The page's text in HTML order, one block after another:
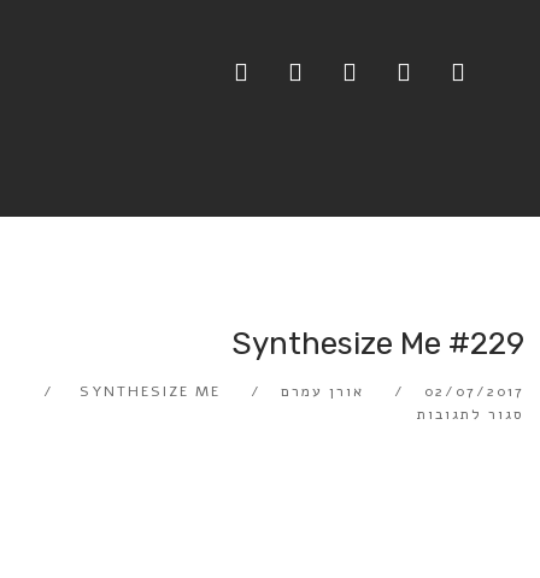
Synthesize Me #229
02/07/2017 אורן עמרם
SYNTHESIZE ME
סגור לתגובות